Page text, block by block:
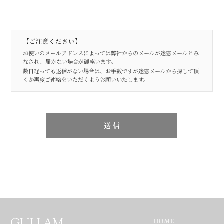
【ご注意ください】
お使いのメールアドレスによっては弊社からのメールが迷惑メールとみ
なされ、届かない場合が御座います。
数日経っても返信がない場合は、お手数ですが迷惑メールから探して頂
くか再度ご連絡をいただくようお願いいたします。
HOME